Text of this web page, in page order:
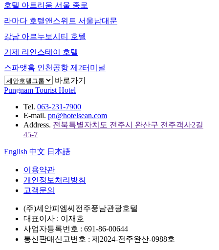
호텔 아트리움 서울 종로
라마다 호텔앤스위트 서울남대문
강남 아르누보시티 호텔
거제 리인스테이 호텔
스파앳홈 인천공항 제2터미널
바로가기
Pungnam Tourist Hotel
Tel. 063-231-7900
E-mail. pn@hotelsean.com
Address. 전북특별자치도 전주시 완산구 전주객사2길
45-7
English 中文 日本語
이용약관
개인정보처리방침
고객문의
(주)세안피엠씨전주풍남관광호텔
대표이사 : 이재호
사업자등록번호 : 691-86-00644
통신판매신고번호 : 제2024-전주완산-0988호